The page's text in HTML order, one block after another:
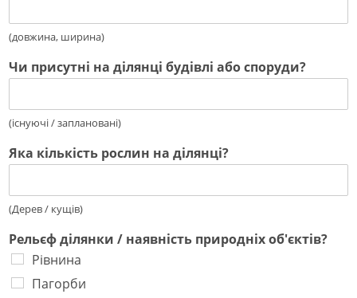
(довжина, ширина)
Чи присутні на ділянці будівлі або споруди?
(існуючі / заплановані)
Яка кількість рослин на ділянці?
(Дерев / кущів)
Рельєф ділянки / наявність природніх об'єктів?
Рівнина
Пагорби